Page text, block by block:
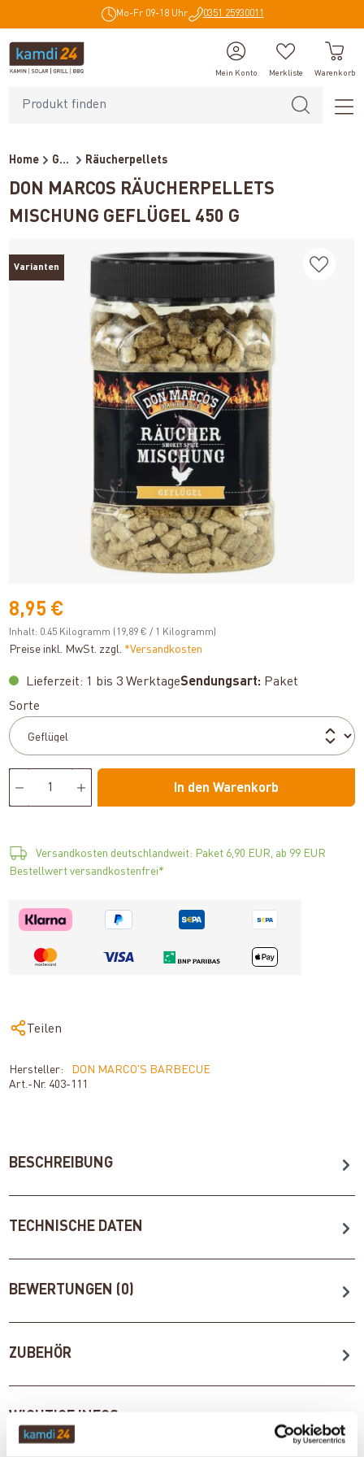
Mo-Fr 09-18 Uhr 0351 25930011
Mein Konto Merkliste Warenkorb
Home Grillzubehör Räucherpellets
DON MARCOS RÄUCHERPELLETS
MISCHUNG GEFLÜGEL 450 G
Varianten
8,95 €
Inhalt: 0.45 Kilogramm (19,89 € / 1 Kilogramm)
Preise inkl. MwSt. zzgl. *Versandkosten
Lieferzeit: 1 bis 3 WerktageSendungsart: Paket
Sorte
In den Warenkorb
Versandkosten deutschlandweit: Paket 6,90 EUR, ab 99 EUR
Bestellwert versandkostenfrei*
Teilen
Hersteller:
DON MARCO'S BARBECUE
Art.-Nr. 403-111
BESCHREIBUNG
TECHNISCHE DATEN
BEWERTUNGEN (0)
ZUBEHÖR
WICHTIGE INFOS